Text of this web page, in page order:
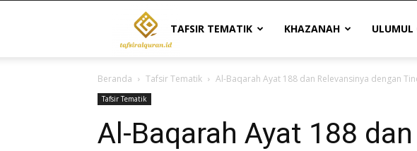
Tafsir
Al
Quran
TAFSIR TEMATIK KHAZANAH ULUMUL
Beranda Tafsir Tematik Al-Baqarah Ayat 188 dan Relevansinya dengan
Tafsir Tematik
Al-Baqarah Ayat 188